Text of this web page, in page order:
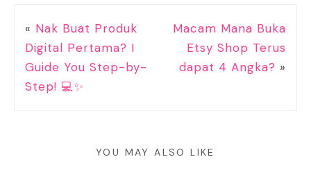
« Nak Buat Produk
Digital Pertama? I
Guide You Step-by-
Step! 💻✨
Macam Mana Buka
Etsy Shop Terus
dapat 4 Angka? »
YOU MAY ALSO LIKE